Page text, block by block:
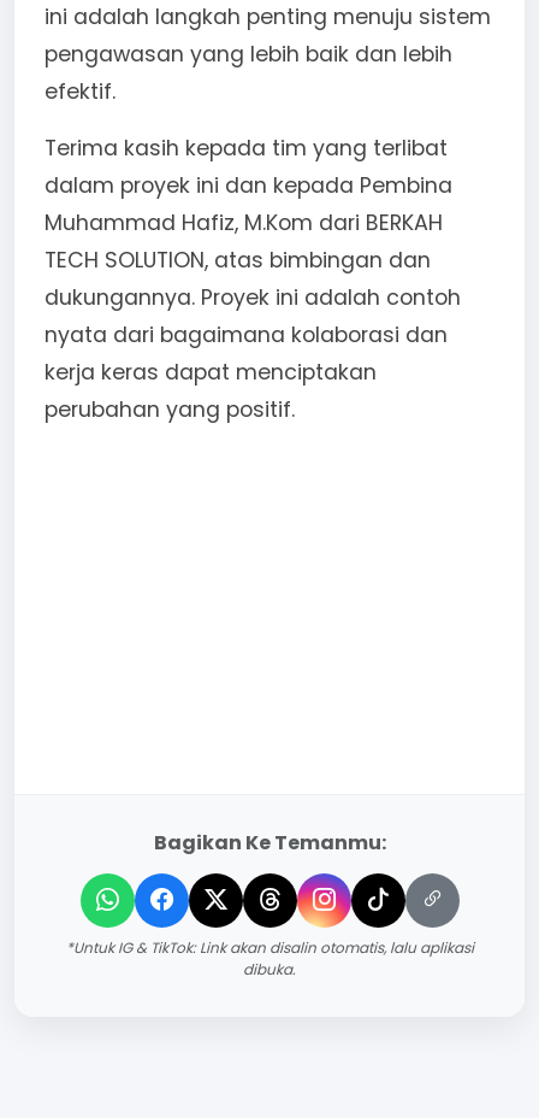
ini adalah langkah penting menuju sistem
pengawasan yang lebih baik dan lebih
efektif.
Terima kasih kepada tim yang terlibat
dalam proyek ini dan kepada Pembina
Muhammad Hafiz, M.Kom dari BERKAH
TECH SOLUTION, atas bimbingan dan
dukungannya. Proyek ini adalah contoh
nyata dari bagaimana kolaborasi dan
kerja keras dapat menciptakan
perubahan yang positif.
Bagikan Ke Temanmu:
*Untuk IG & TikTok: Link akan disalin otomatis, lalu aplikasi
dibuka.